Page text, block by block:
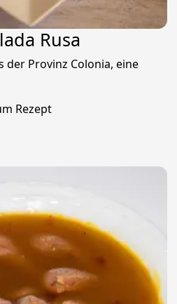
Rusa
der Provinz Colonia, eine
Rezept